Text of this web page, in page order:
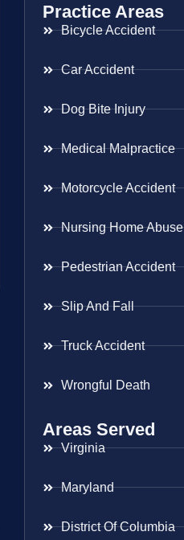
Practice Areas
Bicycle Accident
Car Accident
Dog Bite Injury
Medical Malpractice
Motorcycle Accident
Nursing Home Abuse
Pedestrian Accident
Slip And Fall
Truck Accident
Wrongful Death
Areas Served
Virginia
Maryland
District Of Columbia